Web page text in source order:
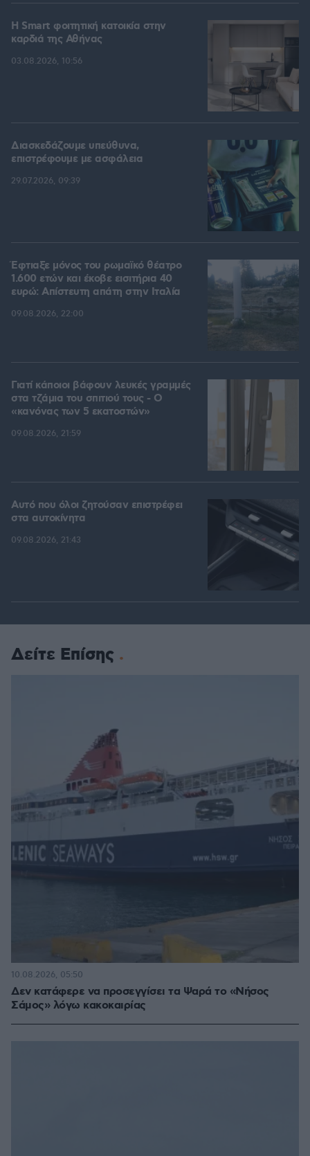
Η Smart φοιτητική κατοικία στην
καρδιά της Αθήνας
03.08.2026, 10:56
Διασκεδάζουμε υπεύθυνα,
επιστρέφουμε με ασφάλεια
29.07.2026, 09:39
Έφτιαξε μόνος του ρωμαϊκό θέατρο
1.600 ετών και έκοβε εισιτήρια 40
ευρώ: Απίστευτη απάτη στην Ιταλία
09.08.2026, 22:00
Γιατί κάποιοι βάφουν λευκές γραμμές
στα τζάμια του σπιτιού τους - Ο
«κανόνας των 5 εκατοστών»
09.08.2026, 21:59
Αυτό που όλοι ζητούσαν επιστρέφει
στα αυτοκίνητα
09.08.2026, 21:43
Δείτε Επίσης
Δεν κατάφερε να προσεγγίσει τα Ψαρά το «Νήσος
Σάμος» λόγω κακοκαιρίας
10.08.2026, 05:50